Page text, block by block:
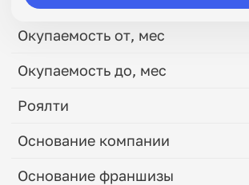
Окупаемость от, мес
Окупаемость до, мес
Роялти
Основание компании
Основание франшизы